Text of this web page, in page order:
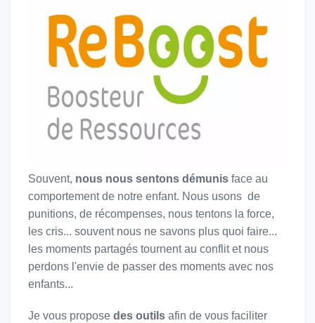
Souvent, nous nous sentons démunis face au
comportement de notre enfant. Nous usons de
punitions, de récompenses, nous tentons la force,
les cris... souvent nous ne savons plus quoi faire...
les moments partagés tournent au conflit et nous
perdons l'envie de passer des moments avec nos
enfants...
Je vous propose des outils afin de vous faciliter